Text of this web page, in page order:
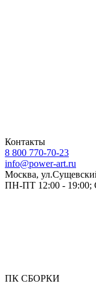
Контакты
8 800 770-70-23
info@power-art.ru
Москва,
ПН-ПТ 12:00 - 19:00;
ПК СБОРКИ